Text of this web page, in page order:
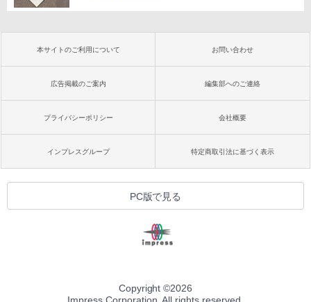
本サイトのご利用について お問い合わせ
広告掲載のご案内 編集部へのご連絡
プライバシーポリシー 会社概要
インプレスグループ 特定商取引法に基づく表示
PC版で見る
Copyright ©2026